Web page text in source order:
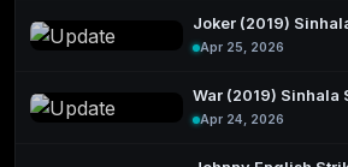
Joker (2019)
Apr 25, 2026
War (2019) Sinhala
Apr 24, 2026